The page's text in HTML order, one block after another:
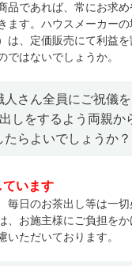
品であれば、常にお求
ます。ハウスメーカー
は、定価販売にて利益
ではないでしょうか。
人さん全員にご祝儀
しをするよう両親か
らよいでしょうか？
ています
毎日のお茶出し等は一切
、お施主様にご負担を
いただいております。